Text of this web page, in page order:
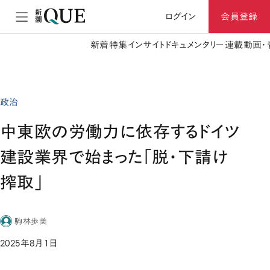
ログイン 会員登録
新着特集 インサイト ドキュメンタリー 連載動画
政治
中東欧の労働力に依存するドイツ
建設業界で始まった「脱・下請け
搾取」
駒林歩美
2025年8月1日